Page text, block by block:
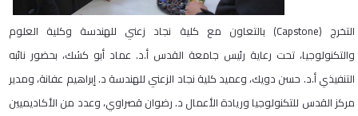
التخرج (Capstone) بالتعاون مع كلية نجاد زعني للهندسة وكلية العلوم
والتكنولوجيا، تحت رعاية رئيس جامعة القدس أ.د. عماد أبو كشك، بحضور نائبه
التنفيذي أ.د. حسن دويك، وعميد كلية نجاد الزعني للهندسة د. إبراهيم عفانة، ومدير
مركز القدس للتكنولوجيا وريادة الأعمال د. رضوان قصراوي، وعدد من الأكاديميين